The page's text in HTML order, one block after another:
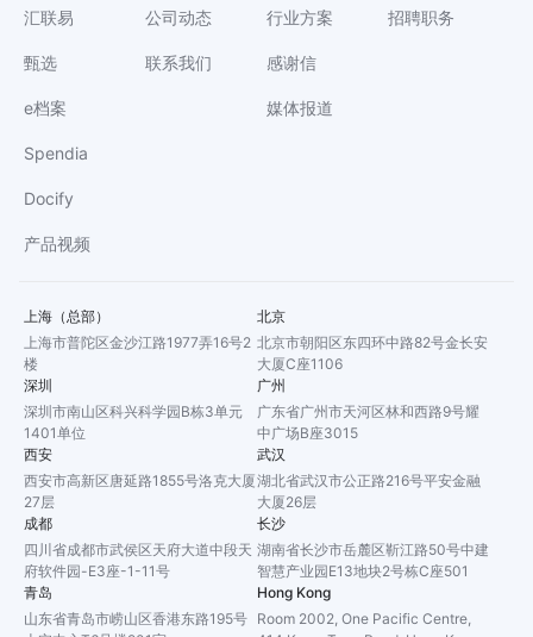
汇联易
甄选
e档案
Spendia
Docify
产品视频
公司动态
联系我们
行业方案
感谢信
媒体报道
招聘职务
上海（总部）
上海市普陀区金沙江路1977弄16号2
楼
北京
北京市朝阳区东四环中路82号金长安
大厦C座1106
深圳
深圳市南山区科兴科学园B栋3单元
1401单位
广州
广东省广州市天河区林和西路9号耀
中广场B座3015
西安
西安市高新区唐延路1855号洛克大厦
27层
武汉
湖北省武汉市公正路216号平安金融
大厦26层
成都
四川省成都市武侯区天府大道中段天
府软件园-E3座-1-11号
长沙
湖南省长沙市岳麓区靳江路50号中建
智慧产业园E13地块2号栋C座501
青岛
山东省青岛市崂山区香港东路195号
Hong Kong
Room 2002, One Pacific Centre,